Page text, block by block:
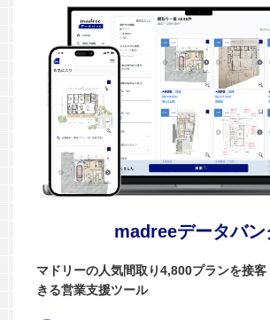
madreeデータバン
マドリーの人気間取り4,800プランを接
きる営業支援ツール